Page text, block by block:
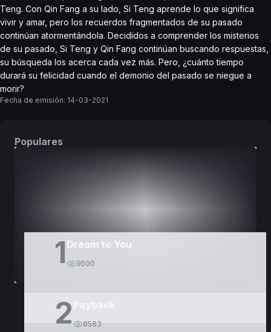
Teng. Con Qin Fang a su lado, Si Teng aprende lo que significa
vivir y amar, pero los recuerdos fragmentados de su pasado
continúan atormentándola. Decididos a comprender los misterios
de su pasado, Si Teng y Qin Fang continúan buscando respuestas,
su búsqueda los acerca cada vez más. Pero, ¿cuánto tiempo
durará su felicidad cuando el demonio del pasado se niegue a
morir?
Fecha de emisión: 14-03-2021
Populares
1 Dream to You
9500
2 8583